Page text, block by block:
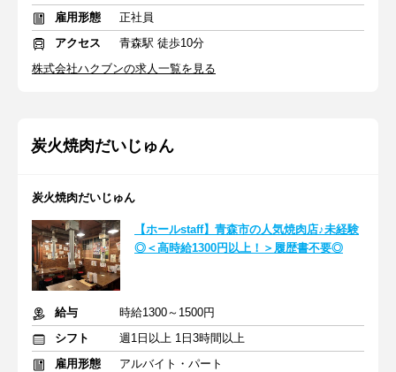
雇用形態
正社員
アクセス
青森駅 徒歩10分
株式会社ハクブンの求人一覧を見る
炭火焼肉だいじゅん
炭火焼肉だいじゅん
【ホールstaff】青森市の人気焼肉店♪未経験
◎＜高時給1300円以上！＞履歴書不要◎
給与
時給1300～1500円
シフト
週1日以上 1日3時間以上
雇用形態
アルバイト・パート